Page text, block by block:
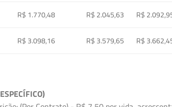
R$ 1.770,48 R$ 2.045,63 R$
R$ 3.098,16 R$ 3.579,65 R$